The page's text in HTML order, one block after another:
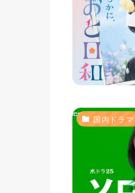
国内ドラマ